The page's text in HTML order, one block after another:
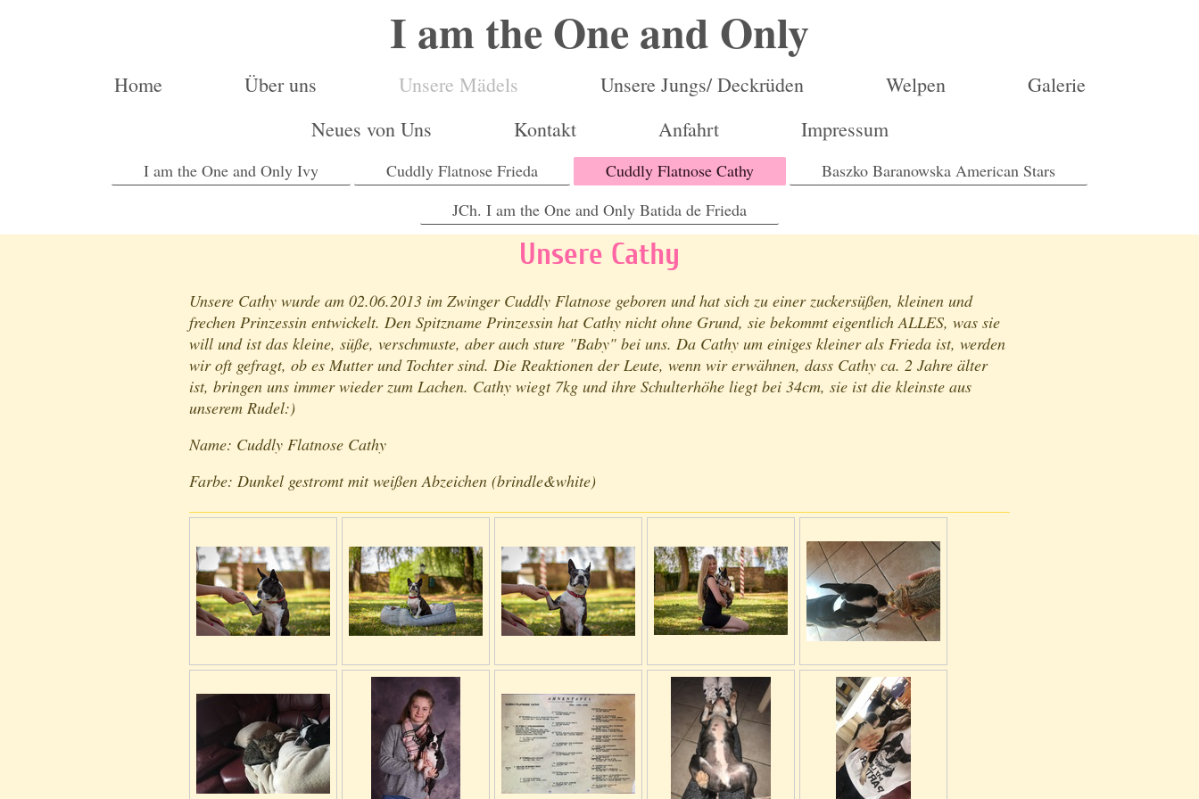
I am the One and Only
Home Über uns Unsere Mädels Unsere Jungs/ Deckrüden Welpen
Galerie
Neues von Uns
Kontakt Anfahrt Impressum
I am the One and Only Ivy Cuddly Flatnose Frieda Cuddly Flatnose Cathy
Baszko Baranowska American Stars
JCh. I am the One and Only Batida de Frieda
Unsere Cathy
Unsere Cathy wurde am 02.06.2013 im Zwinger Cuddly Flatnose geboren und hat sich zu einer zuckersüßen, kleinen und
frechen Prinzessin entwickelt. Den Spitzname Prinzessin hat Cathy nicht ohne Grund, sie bekommt eigentlich ALLES, was sie
will und ist das kleine, süße, verschmuste, aber auch sture "Baby" bei uns. Da Cathy um einiges kleiner als Frieda ist, werden
wir oft gefragt, ob es Mutter und Tochter sind. Die Reaktionen der Leute, wenn wir erwähnen, dass Cathy ca. 2 Jahre älter
ist, bringen uns immer wieder zum Lachen. Cathy wiegt 7kg und ihre Schulterhöhe liegt bei 34cm, sie ist die kleinste aus
unserem Rudel:)
Name: Cuddly Flatnose Cathy
Farbe: Dunkel gestromt mit weißen Abzeichen (brindle&white)